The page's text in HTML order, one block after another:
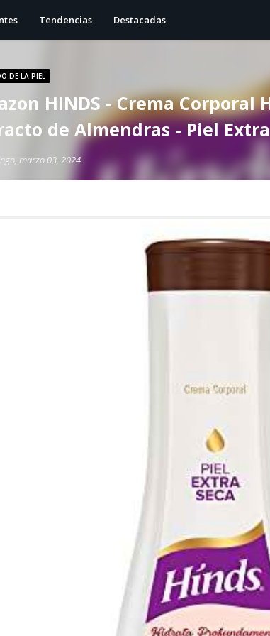
Tendencias Destacadas
DE LA PIEL
HINDS - Crema
de Almendras - Piel
marzo 03, 2024